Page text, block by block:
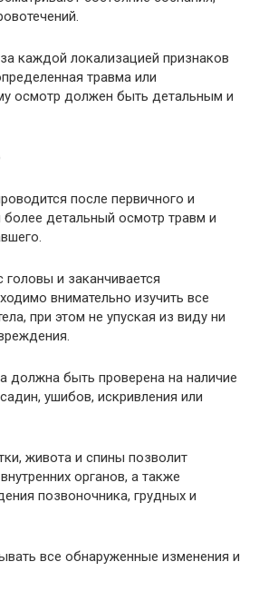
каждой локализацией признаков
травма или
осмотр должен быть детальным и
после первичного и
более детальный осмотр травм и
головы и заканчивается
внимательно изучить все
при этом не упуская из виду ни
должна быть проверена на наличие
ушибов, искривления или
живота и спины позволит
органов, а также
позвоночника, грудных и
все обнаруженные изменения и